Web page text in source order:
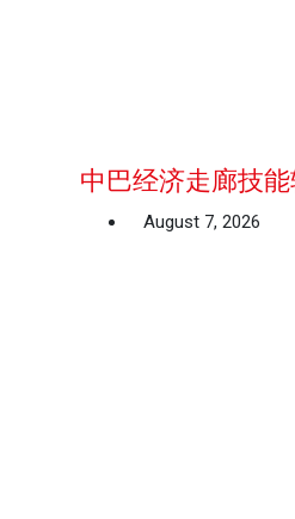
中巴经济走廊技
August 7, 2026